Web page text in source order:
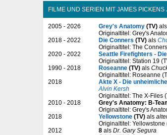
FILME UND SERIEN MIT JAMES PICKENS
2005 - 2026 Grey's Anatomy (TV) als
Originaltitel: Grey's
2018 - 2022
Die Conners (TV) als
Originaltitel: The
2020 - 2022
Seattle Firefighters -
Originaltitel: Station 19
1990 - 2018
Roseanne (TV) als
Originaltitel: Roseanne
2018
Akte X - Die
Alvin Kersh
Originaltitel: The X-Files
2010 - 2018
Grey's Anatomy: B-
Originaltitel: Grey's
2018
Yellowstone (TV) als
Originaltitel:
2012
8 als Dr. Gary Segura